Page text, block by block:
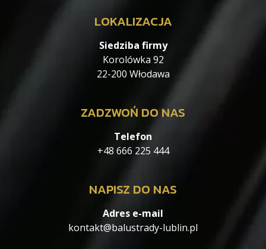
LOKALIZACJA
Siedziba firmy
Korolówka 92
22-200 Włodawa
ZADZWOŃ DO NAS
Telefon
+48 666 225 444
NAPISZ DO NAS
Adres e-mail
kontakt@balustrady-lublin.pl